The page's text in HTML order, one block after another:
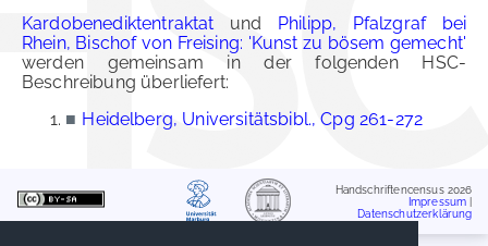
Kardobenediktentraktat und Philipp, Pfalzgraf bei
Rhein, Bischof von Freising: 'Kunst zu bösem gemecht'
werden gemeinsam in der folgenden HSC-
Beschreibung überliefert:
■ Heidelberg, Universitätsbibl., Cpg 261-272
Handschriftencensus 2026
Impressum
Datenschutzerklärung